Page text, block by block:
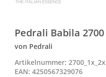
Pedrali Babila 2700
von Pedrali
Artikelnummer: 2700_1x_2x
EAN: 4250567329076